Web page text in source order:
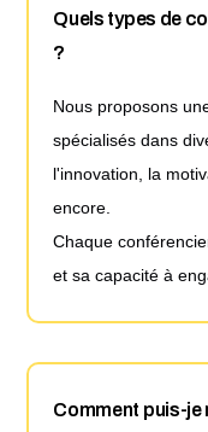
Quels types de
?
Nous proposons
spécialisés dans
l'innovation, la
encore.
Chaque
et sa capacité à
Comment puis-je